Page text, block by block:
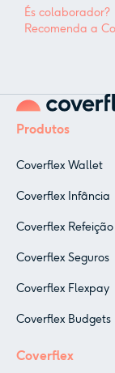
És colaborador?
Recomenda a
Produtos
Coverflex Wallet
Coverflex Infância
Coverflex Refeição
Coverflex Seguros
Coverflex Flexpay
Coverflex Budgets
Coverflex